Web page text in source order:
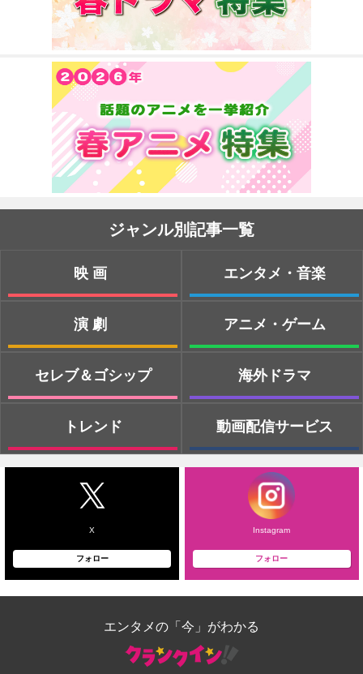
ジャンル別記事一覧
映画
演劇
セレブ＆ゴシップ
トレンド
エンタメ・音楽
アニメ・ゲーム
海外ドラマ
動画配信サービス
X
フォロー
Instagram
フォロー
エンタメの「今」がわかる